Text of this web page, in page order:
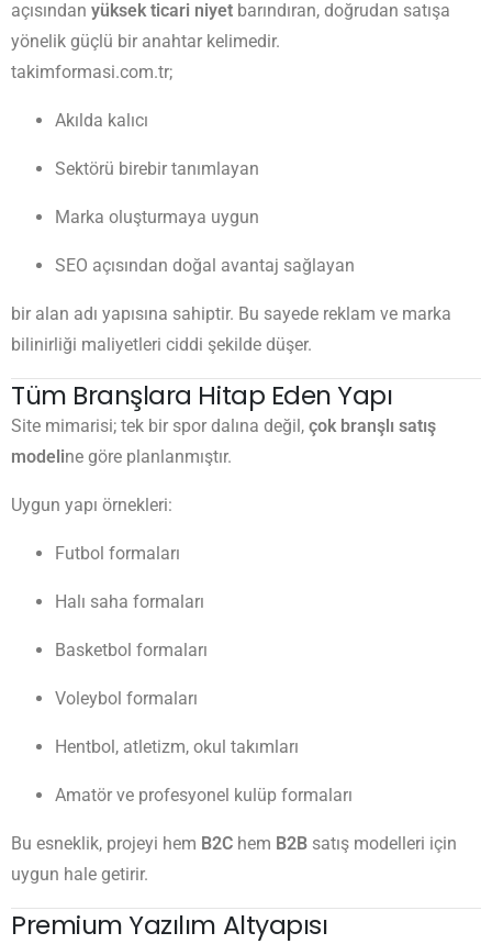
açısından yüksek ticari niyet barındıran, doğrudan satışa
yönelik güçlü bir anahtar kelimedir.
takimformasi.com.tr;
Akılda kalıcı
Sektörü birebir tanımlayan
Marka oluşturmaya uygun
SEO açısından doğal avantaj sağlayan
bir alan adı yapısına sahiptir. Bu sayede reklam ve marka
bilinirliği maliyetleri ciddi şekilde düşer.
Tüm Branşlara Hitap Eden Yapı
Site mimarisi; tek bir spor dalına değil, çok branşlı satış
modeline göre planlanmıştır.
Uygun yapı örnekleri:
Futbol formaları
Halı saha formaları
Basketbol formaları
Voleybol formaları
Hentbol, atletizm, okul takımları
Amatör ve profesyonel kulüp formaları
Bu esneklik, projeyi hem B2C hem B2B satış modelleri için
uygun hale getirir.
Premium Yazılım Altyapısı